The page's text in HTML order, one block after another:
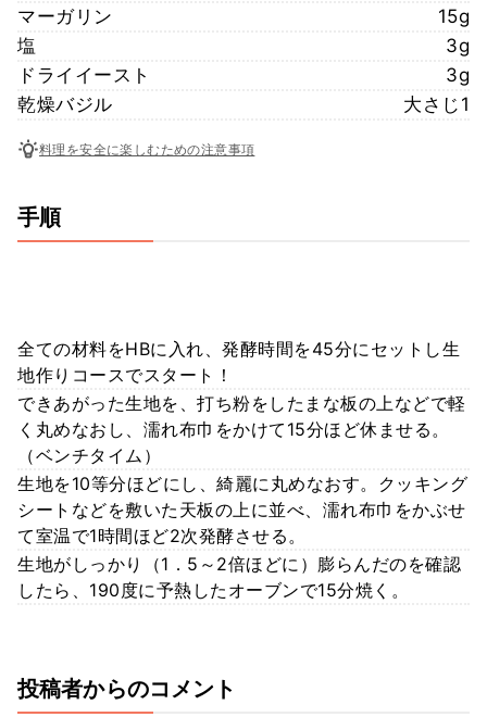
マーガリン
15g
塩
3g
ドライイースト
3g
乾燥バジル
大さじ1
料理を安全に楽しむための注意事項
手順
全ての材料をHBに入れ、発酵時間を45分にセットし生
地作りコースでスタート！
できあがった生地を、打ち粉をしたまな板の上などで軽
く丸めなおし、濡れ布巾をかけて15分ほど休ませる。
（ベンチタイム）
生地を10等分ほどにし、綺麗に丸めなおす。クッキング
シートなどを敷いた天板の上に並べ、濡れ布巾をかぶせ
て室温で1時間ほど2次発酵させる。
生地がしっかり（1．5～2倍ほどに）膨らんだのを確認
したら、190度に予熱したオーブンで15分焼く。
投稿者からのコメント